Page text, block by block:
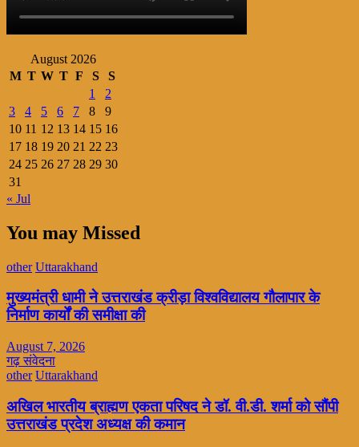
August 2026
M T W T F S
S
1
2
3
4 5 6 7 8
9
10 11 12 13 14 15 16
17 18 19 20 21 22 23
24 25 26 27 28 29 30
31
« Jul
You may Missed
other Uttarakhand
मुख्यमंत्री धामी ने उत्तराखंड क्रीड़ा विश्वविद्यालय गौलापार के
निर्माण कार्यों की समीक्षा की
August 7, 2026
गढ़ संवेदना
other Uttarakhand
अखिल भारतीय ब्राह्मण एकता परिषद ने डॉ. वी.डी. शर्मा को सौंपी
उत्तराखंड प्रदेश अध्यक्ष की कमान